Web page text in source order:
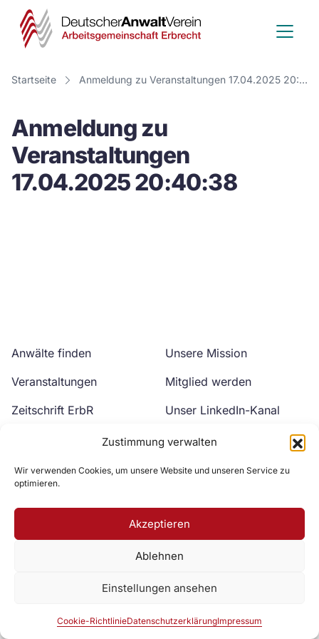
Zustimmung verwalten
Wir verwenden Cookies, um unsere Website und unseren Service zu
optimieren.
Akzeptieren
Ablehnen
Einstellungen ansehen
Cookie-RichtlinieDatenschutzerklärungImpressum
Deutscher
Anwalt
Verein
Startseite Anmeldung zu Veranstaltungen 17.04.2025 20:40:38
Anmeldung zu
Veranstaltungen
17.04.2025 20:40:38
Anwälte finden
Veranstaltungen
Zeitschrift ErbR
Unsere Mission
Mitglied werden
Unser LinkedIn-Kanal
Unser YouTube-Kanal
Zur DAV Webseite